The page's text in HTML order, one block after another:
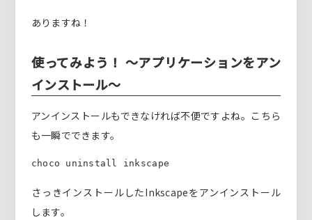
ありますね！
使ってみよう！ ～アプリケーションをアン
インストール～
アンインストールもできなければ不便ですよね。こちら
も一瞬でできます。
choco uninstall inkscape
さっきインストールしたInkscapeをアンインストール
します。